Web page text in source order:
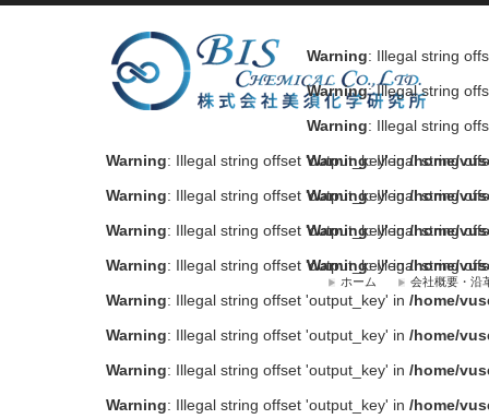
Warning: Illegal string
Warning: Illegal string
Warning: Illegal string
Warning: Illegal string
Warning: Illegal string
Warning: Illegal string
Warning: Illegal string
ホーム 会社概要・沿
Warning: Illegal string offset 'output_key' in/home/
Warning: Illegal string offset 'output_key' in/home/
Warning: Illegal string offset 'output_key' in/home/
Warning: Illegal string offset 'output_key' in/home/
Warning: Illegal string offset 'output_key' in /home/
Warning: Illegal string offset 'output_key' in /home/
Warning: Illegal string offset 'output_key' in /home/
Warning: Illegal string offset 'output_key' in /home/